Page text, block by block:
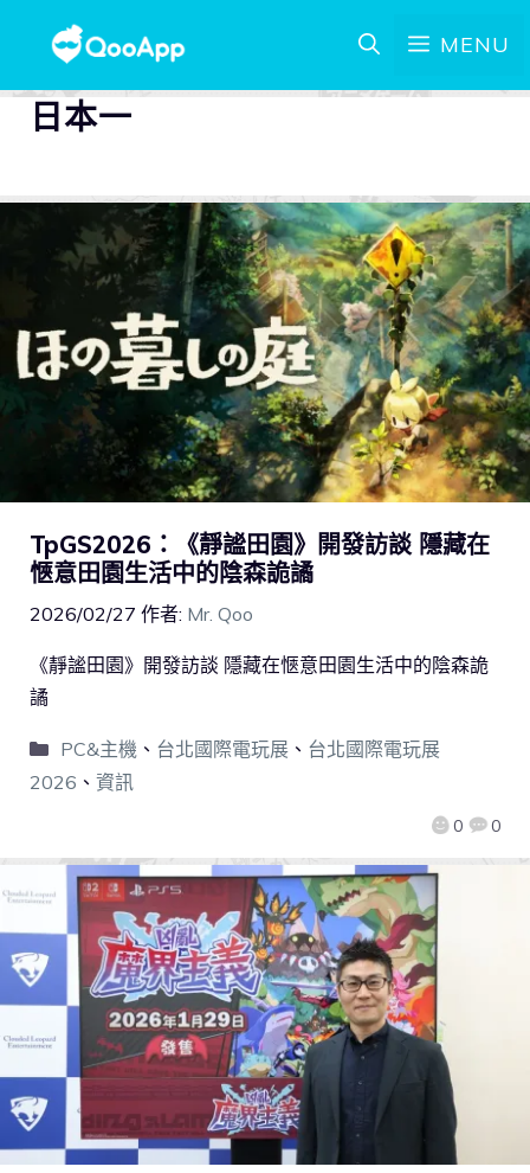
MENU
日本一
TpGS2026：《靜謐田園》開發訪談 隱藏在
愜意田園生活中的陰森詭譎
2026/02/27 作者: Mr. Qoo
0 0
《靜謐田園》開發訪談 隱藏在愜意田園生活中的陰森詭
譎
PC&主機、 台北國際電玩展、 台北國際電玩展
2026 、 資訊